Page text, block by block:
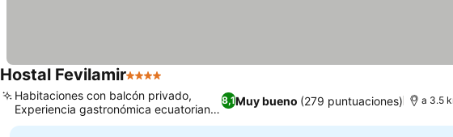
Hostal Fevilamir4 Estrellas
8,1Muy bueno (279 puntuaciones)
Habitaciones con balcón privado,
Experiencia gastronómica ecuatoriana
auténtica
a 3.5